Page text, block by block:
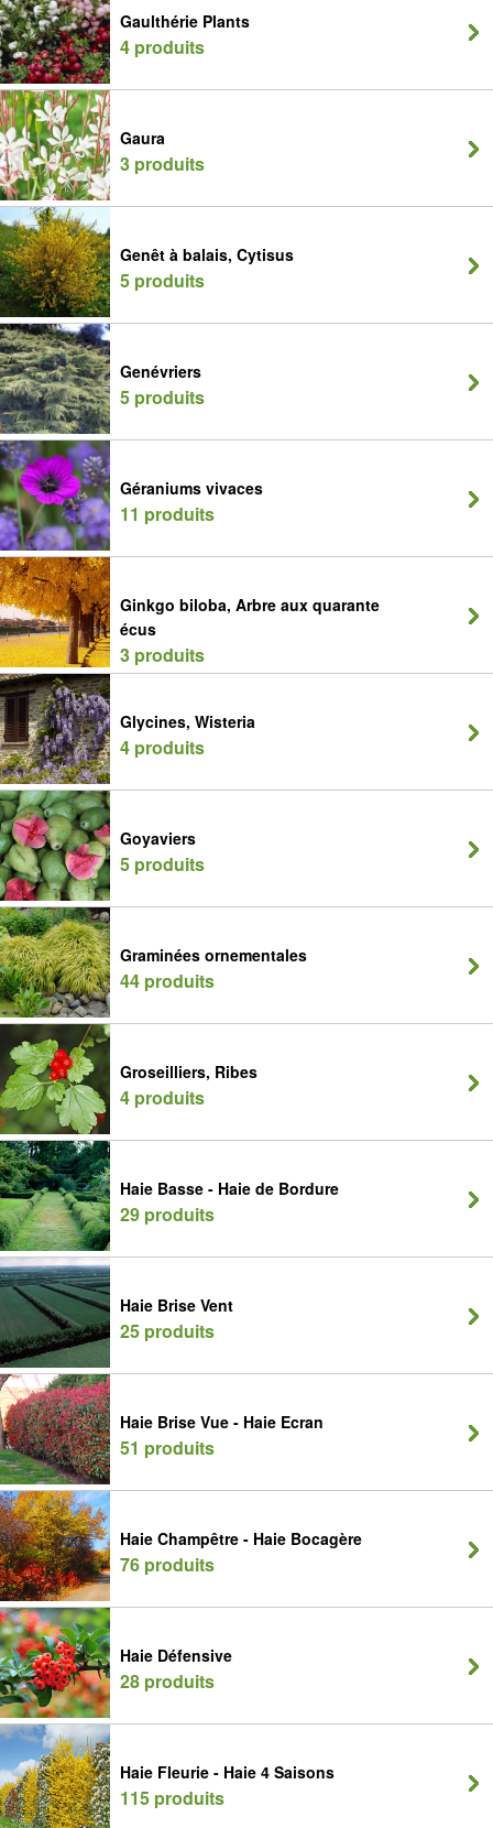
Gaulthérie Plants
4 produits
Gaura
3 produits
Genêt à balais, Cytisus
5 produits
Genévriers
5 produits
Géraniums vivaces
11 produits
Ginkgo biloba, Arbre aux quarante
écus
3 produits
Glycines, Wisteria
4 produits
Goyaviers
5 produits
Graminées ornementales
44 produits
Groseilliers, Ribes
4 produits
Haie Basse - Haie de Bordure
29 produits
Haie Brise Vent
25 produits
Haie Brise Vue - Haie Ecran
51 produits
Haie Champêtre - Haie Bocagère
76 produits
Haie Défensive
28 produits
Haie Fleurie - Haie 4 Saisons
115 produits